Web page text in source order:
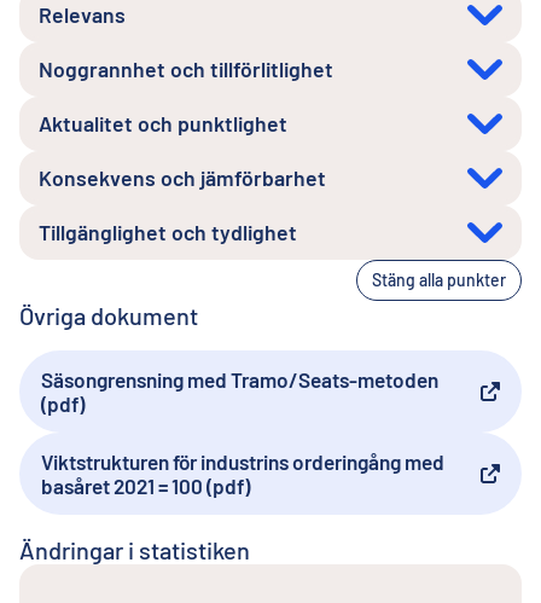
Relevans
Noggrannhet och tillförlitlighet
Aktualitet och punktlighet
Konsekvens och jämförbarhet
Tillgänglighet och tydlighet
Stäng alla punkter
Övriga dokument
Säsongrensning med Tramo/Seats-metoden
(pdf)
Extern länk
Viktstrukturen för industrins orderingång med
basåret 2021 = 100 (pdf)
Extern länk
Ändringar i statistiken